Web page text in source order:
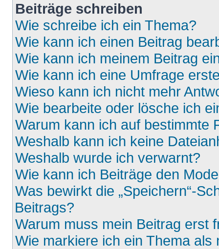
Beiträge schreiben
Wie schreibe ich ein Thema?
Wie kann ich einen Beitrag
Wie kann ich meinem Beitrag
Wie kann ich eine Umfrage
Wieso kann ich nicht mehr
Wie bearbeite oder lösche ich
Warum kann ich auf bestimmte
Weshalb kann ich keine
Weshalb wurde ich verwarnt?
Wie kann ich Beiträge den
Was bewirkt die „Speichern“-
Beitrags?
Warum muss mein Beitrag erst
Wie markiere ich ein Thema als